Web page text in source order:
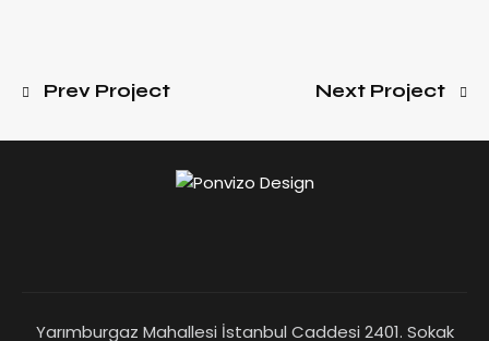
Prev Project Next Project
Yarımburgaz Mahallesi İstanbul Caddesi 2401. Sokak